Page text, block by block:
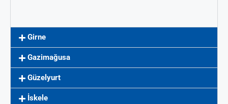
Girne
Gazimağusa
Güzelyurt
İskele